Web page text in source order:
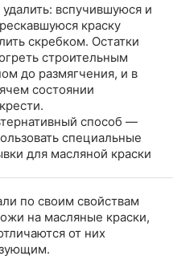
удалить: вспучившуюся и
краску
скребком. Остатки
строительным
до размягчения, и в
состоянии
способ —
специальные
для масляной краски
по своим свойствам
на масляные краски,
от них